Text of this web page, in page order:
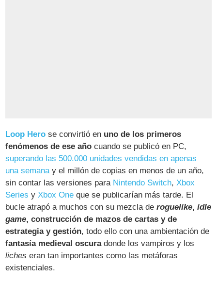
Loop Hero se convirtió en uno de los primeros
fenómenos de ese año cuando se publicó en PC,
superando las 500.000 unidades vendidas en apenas
una semanay el millón de copias en menos de un año,
sin contar las versiones para Nintendo Switch,Xbox
Series yXbox One que se publicarían más tarde. El
bucle atrapó a muchos con su mezcla de roguelike,idle
game, construcción de mazos de cartas y de
estrategia y gestión, todo ello con una ambientación de
fantasía medieval oscuradonde los vampiros y los
liches eran tan importantes como las metáforas
existenciales.